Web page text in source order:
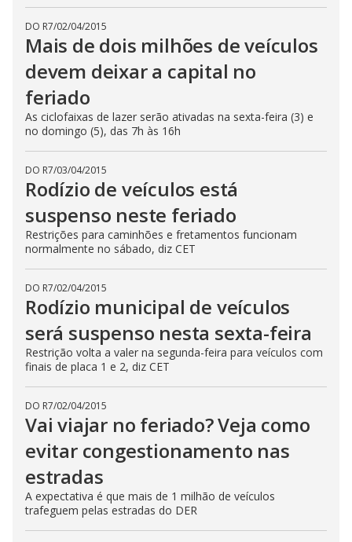
DO R7/02/04/2015
Mais de dois milhões de veículos
devem deixar a capital no
feriado
As ciclofaixas de lazer serão ativadas na sexta-feira (3) e
no domingo (5), das 7h às 16h
DO R7/03/04/2015
Rodízio de veículos está
suspenso neste feriado
Restrições para caminhões e fretamentos funcionam
normalmente no sábado, diz CET
DO R7/02/04/2015
Rodízio municipal de veículos
será suspenso nesta sexta-feira
Restrição volta a valer na segunda-feira para veículos com
finais de placa 1 e 2, diz CET
DO R7/02/04/2015
Vai viajar no feriado? Veja como
evitar congestionamento nas
estradas
A expectativa é que mais de 1 milhão de veículos
trafeguem pelas estradas do DER